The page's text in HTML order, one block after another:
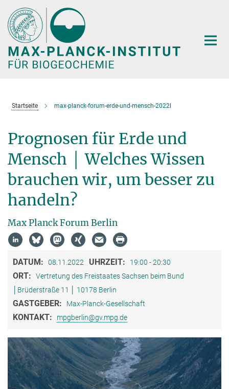
Hauptinhalt
Startseite max-planck-forum-erde-und-mensch-2022l
Prognosen für Erde und
Mensch │ Welches Wissen
brauchen wir, um besser zu
handeln?
Max Planck Forum Berlin
DATUM: 08.11.2022 UHRZEIT: 19:00 - 20:30
ORT:
Vertretung des Freistaates Sachsen beim Bund
│Brüderstraße 11 │ 10178 Berlin
GASTGEBER: Max-Planck-Gesellschaft
KONTAKT: mpgberlin@gv.mpg.de